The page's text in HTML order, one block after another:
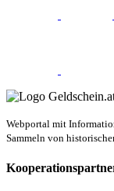
Webportal mit
Sammeln von